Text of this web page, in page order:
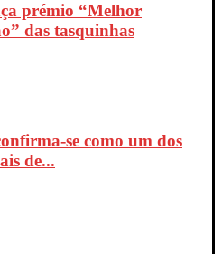
prémio “Melhor
das tasquinhas
se como um dos
de...